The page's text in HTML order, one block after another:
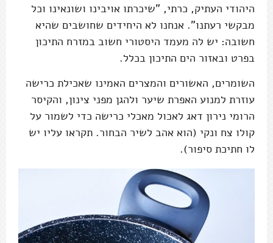
היהודי העתיק, כרתי, "שיכרתו אויבינו ושונאינו וכל
מבקשי רעתנו". אנחנו לא היחידים שחושבים שהיא
חשובה: יש לה מעמד היסטורי חשוב במזרח התיכון
בפרט ובאזור הים התיכון בכלל.
השומרים, האשורים והמצרים האמינו שאכילת כרישה
עוזרת למנוע האפרת שיער ולהגן מפני צינון, והקיסר
הרומי נירון דאג לאכול מאכלי כרישה כדי לשמור על
קולו צח ונקי (הוא אהב לשיר הבחור. תקראו עליו יש
לו חתיכת סיפור).